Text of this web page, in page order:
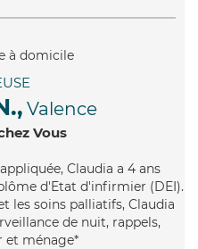
Valence
Vous
Claudia a 4 ans
d'Etat d'infirmier (DEI).
les soins palliatifs, Claudia
de nuit, rappels,
et ménage*